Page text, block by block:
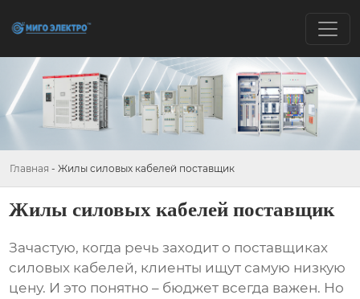
Главная - Жилы силовых кабелей поставщик
Жилы силовых кабелей поставщик
Зачастую, когда речь заходит о поставщиках
силовых кабелей, клиенты ищут самую низкую
цену. И это понятно – бюджет всегда важен. Но